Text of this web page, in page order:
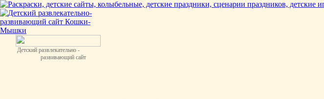
Детский развлекательно -
развивающий сайт